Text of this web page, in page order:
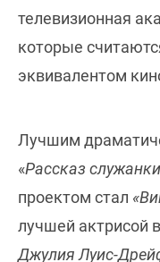
телевизионная
которые
эквивалентом
Лучшим
«Рассказ
проектом стал
лучшей актрисой
Джулия Луис-